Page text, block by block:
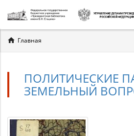
Вы
здесь
Главная
ПОЛИТИЧЕСКИЕ
ЗЕМЕЛЬНЫЙ